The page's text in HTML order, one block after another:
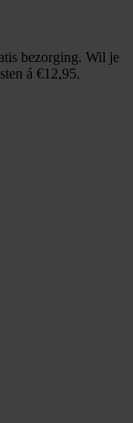
bezorging. Wil je
á €12,95.